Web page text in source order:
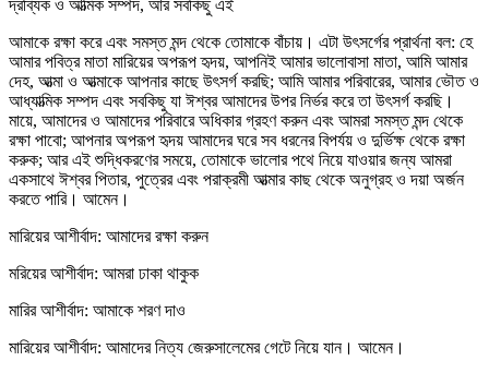
দ্রব্যিক ও আত্মিক সম্পদ, আর সবকিছু এই
আমাকে রক্ষা করে এবং সমস্ত মন্দ থেকে তোমাকে বাঁচায়। এটা উৎসর্গের প্রার্থনা বল: হে
আমার পবিত্র মাতা মারিয়ের অপরূপ হৃদয়, আপনিই আমার ভালোবাসা মাতা, আমি আমার
দেহ, আত্মা ও আত্মাকে আপনার কাছে উৎসর্গ করছি; আমি আমার পরিবারের, আমার ভৌত ও
আধ্যাত্মিক সম্পদ এবং সবকিছু যা ঈশ্বর আমাদের উপর নির্ভর করে তা উৎসর্গ করছি।
মায়ে, আমাদের ও আমাদের পরিবারে অধিকার গ্রহণ করুন এবং আমরা সমস্ত মন্দ থেকে
রক্ষা পাবো; আপনার অপরূপ হৃদয় আমাদের ঘরে সব ধরনের বিপর্যয় ও দুর্ভিক্ষ থেকে রক্ষা
করুক; আর এই শুদ্ধিকরণের সময়ে, তোমাকে ভালোর পথে নিয়ে যাওয়ার জন্য আমরা
একসাথে ঈশ্বর পিতার, পুত্রের এবং পরাক্রমী আত্মার কাছ থেকে অনুগ্রহ ও দয়া অর্জন
করতে পারি। আমেন।
মারিয়ের আশীর্বাদ: আমাদের রক্ষা করুন
মরিয়ের আশীর্বাদ: আমরা ঢাকা থাকুক
মারির আশীর্বাদ: আমাকে শরণ দাও
মারিয়ের আশীর্বাদ: আমাদের নিত্য জেরুসালেমের গেটে নিয়ে যান। আমেন।